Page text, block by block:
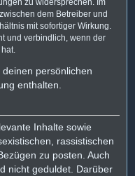
zu widersprechen. Im
dem Betreiber und
mit sofortiger Wirkung.
und verbindlich, wenn der
persönlichen
enthalten.
Inhalte sowie
rassistischen
zu posten. Auch
nicht geduldet. Darüber